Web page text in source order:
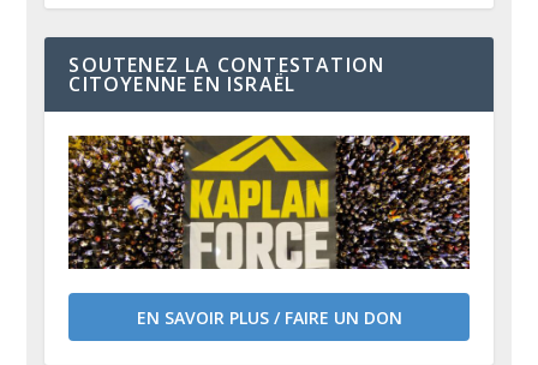
SOUTENEZ LA CONTESTATION
CITOYENNE EN ISRAËL
EN SAVOIR PLUS / FAIRE UN DON